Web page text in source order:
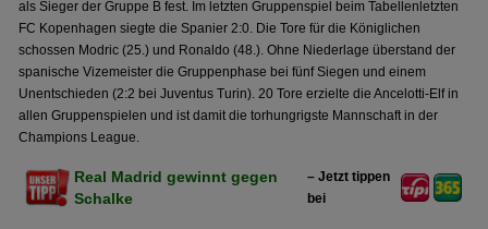
als Sieger der Gruppe B fest. Im letzten Gruppenspiel beim Tabellenletzten
FC Kopenhagen siegte die Spanier 2:0. Die Tore für die Königlichen
schossen Modric (25.) und Ronaldo (48.). Ohne Niederlage überstand der
spanische Vizemeister die Gruppenphase bei fünf Siegen und einem
Unentschieden (2:2 bei Juventus Turin). 20 Tore erzielte die Ancelotti-Elf in
allen Gruppenspielen und ist damit die torhungrigste Mannschaft in der
Champions League.
Real Madrid gewinnt gegen
Schalke
– Jetzt tippen
bei